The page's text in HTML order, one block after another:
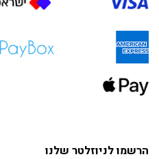
הרשמו לניוזלטר שלנו